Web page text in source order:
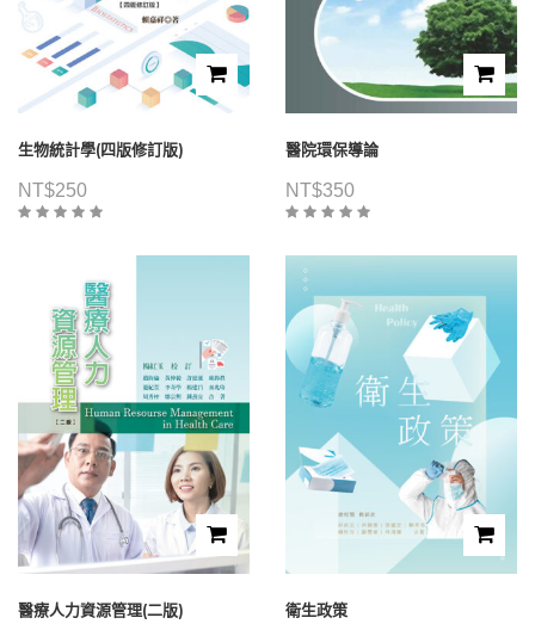
生物統計學(四版修訂版)
NT$250
醫院環保導論
NT$350
醫療人力資源管理(二版) 衛生政策